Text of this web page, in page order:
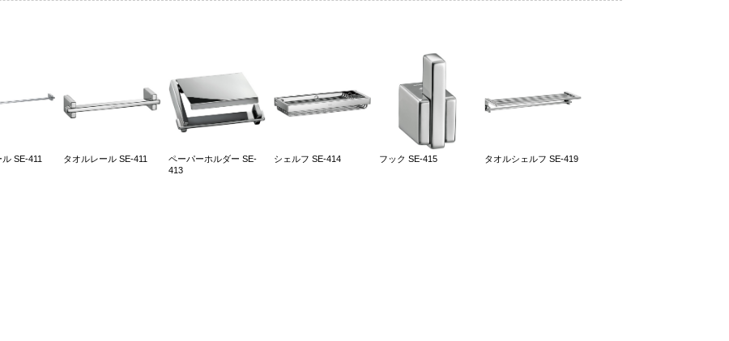
SE-411 タオルレール SE-411
ペーパーホルダー SE-
413
シェルフ SE-414 フック SE-415 タオルシェルフ SE-419